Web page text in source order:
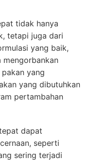
tidak hanya
tetapi juga dari
yang baik,
yang
yang dibutuhkan
pertambahan
dapat
seperti
sering terjadi